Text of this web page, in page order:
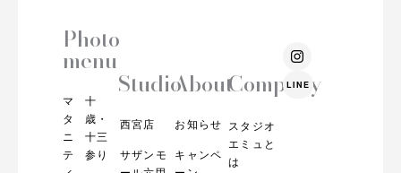
Photo
menu
マ
タ
ニ
テ
十
歳・
十三
参り
Studio
西宮店
サザンモ
About
お知らせ
キャンペ
Company
スタジオ
エミュと
は
I
n
t
LINE